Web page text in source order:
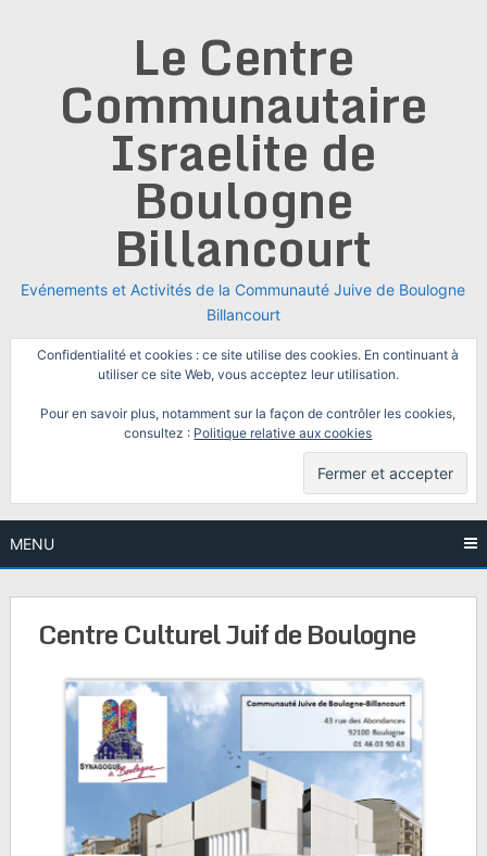
Le Centre
Communautaire
Israelite de
Boulogne
Billancourt
Evénements et Activités de la Communauté Juive de Boulogne
Billancourt
Confidentialité et cookies : ce site utilise des cookies. En continuant à
utiliser ce site Web, vous acceptez leur utilisation.
Pour en savoir plus, notamment sur la façon de contrôler les cookies,
consultez : Politique relative aux cookies
MENU
Centre Culturel Juif de Boulogne